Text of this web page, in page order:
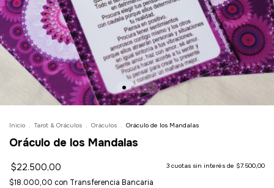
Inicio . Tarot & Oráculos . Oráculos . Oráculo de los Mandalas
Oráculo de los Mandalas
$22.500,00 3 cuotas sin interés de $7.500,00
$18.000,00 con Transferencia Bancaria